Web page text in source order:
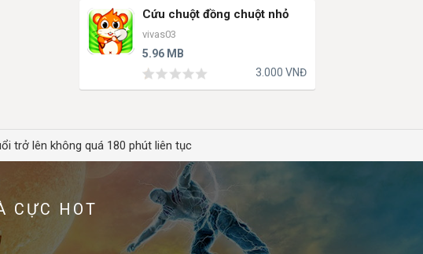
Cứu chuột đồng chuột nhỏ
vivas03
5.96 MB
3.000 VNĐ
trở lên không quá 180 phút liên tục
CỰC HOT